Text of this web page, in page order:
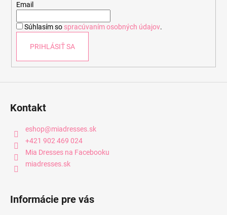
Email
Súhlasím so spracúvaním osobných údajov.
PRIHLÁSIŤ SA
Kontakt
eshop@miadresses.sk
+421 902 469 024
Mia Dresses na Facebooku
miadresses.sk
Informácie pre vás